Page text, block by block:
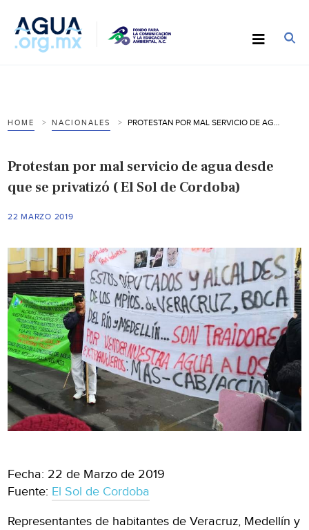
HOME NACIONALES
Protestan por mal servicio de agua desde
que se privatizó ( El Sol de Cordoba)
22 MARZO 2019
Fecha: 22 de Marzo de 2019
Fuente: El Sol de Cordoba
Representantes de habitantes de Veracruz, Medellín y